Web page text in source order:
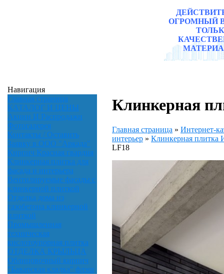
ОГРОМНЫЙ
Навигация
Главная страница
КАТАЛОГ И ЦЕНЫ
Акции И Распродажи
Фотогалерея
Контакты / Оставить
Заявку в ООО "Аркада"
Кирпич Красная гвардия
Клинкерная плитка для
фасада и интерьера
Вентилируемые фасады с
клинкерной плиткой
Отделка дома из
газобетона клинкерной
плиткой
Промышленная
техническая
кислотоупорная плитка
ОТДЕЛКА КРЫЛЬЦА
Облицовочный кирпич
"Баварская кладка" флэш
Клинкерная
Главная страница » Интернет-
интерьер » Клинкерная
LF18